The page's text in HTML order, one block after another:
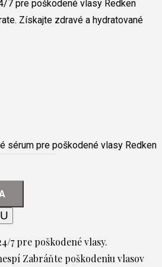
7 pre poškodené vlasy Redken
Získajte zdravé a hydratované
sérum pre poškodené vlasy Redken
7 pre poškodené vlasy.
Zabráňte poškodeniu vlasov